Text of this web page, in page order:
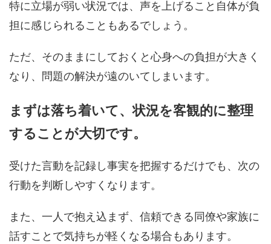
特に立場が弱い状況では、声を上げること自体が負
担に感じられることもあるでしょう。
ただ、そのままにしておくと心身への負担が大きく
なり、問題の解決が遠のいてしまいます。
まずは落ち着いて、状況を客観的に整理
することが大切です。
受けた言動を記録し事実を把握するだけでも、次の
行動を判断しやすくなります。
また、一人で抱え込まず、信頼できる同僚や家族に
話すことで気持ちが軽くなる場合もあります。